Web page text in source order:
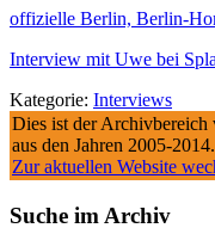
offizielle Berlin, Berlin-
Interview mit Uwe bei
Kategorie: Interviews
Dies ist der
aus den Jahren 2005-2014.
Zur aktuellen Website
Suche im Archiv